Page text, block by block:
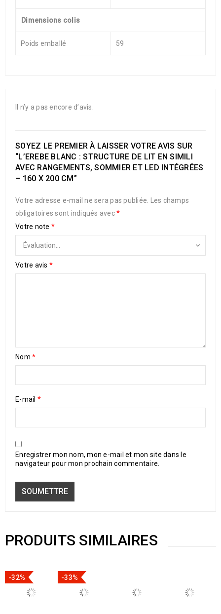
Dimensions colis
Poids emballé 59
Il n’y a pas encore d’avis.
SOYEZ LE PREMIER À LAISSER VOTRE AVIS SUR
“L’EREBE BLANC : STRUCTURE DE LIT EN SIMILI
AVEC RANGEMENTS, SOMMIER ET LED INTÉGRÉES
– 160 X 200 CM”
Votre adresse e-mail ne sera pas publiée.
Les champs
obligatoires sont indiqués avec*
Votre note *
Votre avis *
Nom *
E-mail *
Enregistrer mon nom, mon e-mail et mon site dans le
navigateur pour mon prochain commentaire.
PRODUITS SIMILAIRES
-32% -33%